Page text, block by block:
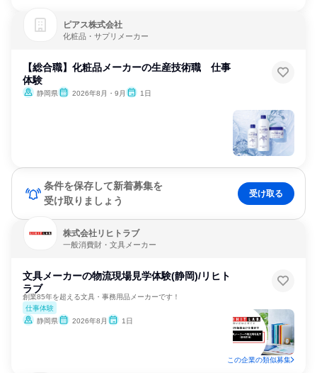
ピアス株式会社
化粧品・サプリメーカー
【総合職】化粧品メーカーの生産技術職 仕事
体験
静岡県 2026年8月・9月 1日
条件を保存して新着募集を
受け取りましょう
受け取る
株式会社リヒトラブ
一般消費財・文具メーカー
文具メーカーの物流現場見学体験(静岡)/リヒト
ラブ
創業85年を超える文具・事務用品メーカーです！
仕事体験
静岡県
2026年8月 1日
この企業の類似募集